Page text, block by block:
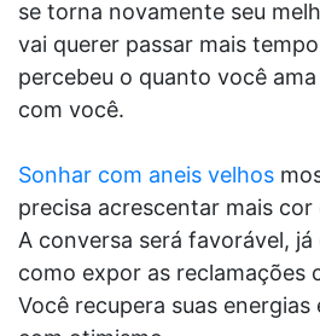
se torna novamente seu
vai querer passar mais
percebeu o quanto você
com você.
Sonhar com aneis velhos
precisa acrescentar mais cor
A conversa será favorável, já
como expor as reclamações
Você recupera suas energias